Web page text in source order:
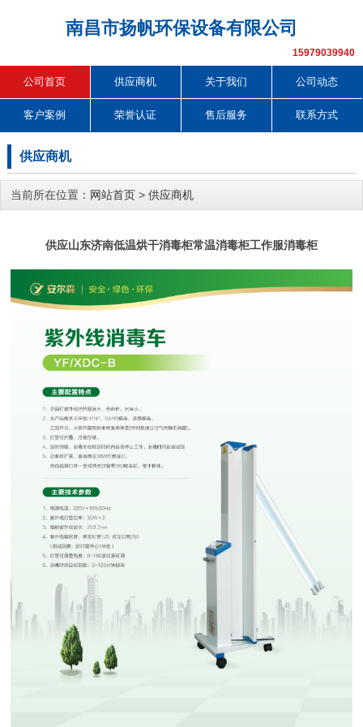
南昌市扬帆环保设备有限公司
15979039940
公司首页 供应商机 关于我们 公司动态
客户案例 荣誉认证 售后服务 联系方式
供应商机
当前所在位置： 网站首页 > 供应商机
供应山东济南低温烘干消毒柜常温消毒柜工作服消毒柜